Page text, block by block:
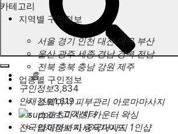
홈
구인정보3,834
인재정보1,619
고객센터
전국업체정보 마사지가이드
카테고리
지역별 구인정보
서울 경기 인천 대전 대구 부산
울산 광주 세종 경남 경북 전남
전북 충북 충남 강원 제주
업종별 구인정보
스웨디시 피부관리 아로마마사지
스포츠마사지 카운터 왁싱
타이마사지 중국마사지 1인샵